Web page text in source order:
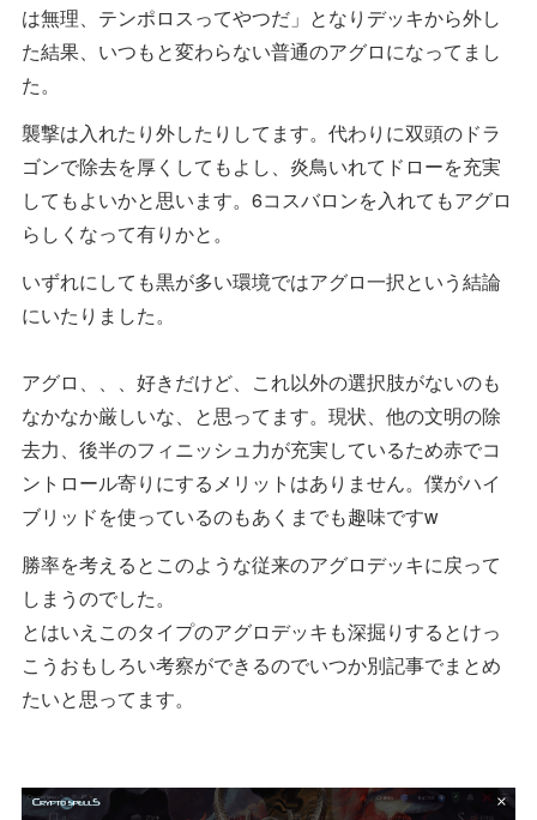
は無理、テンポロスってやつだ」となりデッキから外し
た結果、いつもと変わらない普通のアグロになってまし
た。
襲撃は入れたり外したりしてます。代わりに双頭のドラ
ゴンで除去を厚くしてもよし、炎鳥いれてドローを充実
してもよいかと思います。6コスバロンを入れてもアグロ
らしくなって有りかと。
いずれにしても黒が多い環境ではアグロ一択という結論
にいたりました。
アグロ、、、好きだけど、これ以外の選択肢がないのも
なかなか厳しいな、と思ってます。現状、他の文明の除
去力、後半のフィニッシュ力が充実しているため赤でコ
ントロール寄りにするメリットはありません。僕がハイ
ブリッドを使っているのもあくまでも趣味ですw
勝率を考えるとこのような従来のアグロデッキに戻って
しまうのでした。
とはいえこのタイプのアグロデッキも深掘りするとけっ
こうおもしろい考察ができるのでいつか別記事でまとめ
たいと思ってます。